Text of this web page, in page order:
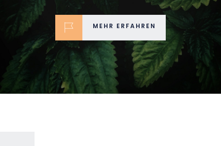
MEHR ERFAHREN